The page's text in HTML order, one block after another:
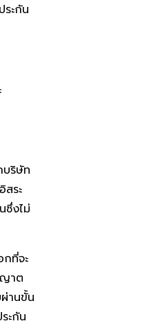
ะกัน
บริษัท
ระ
ซึ่งไม่
ที่จะ
ญาต
านขั้น
ะกัน